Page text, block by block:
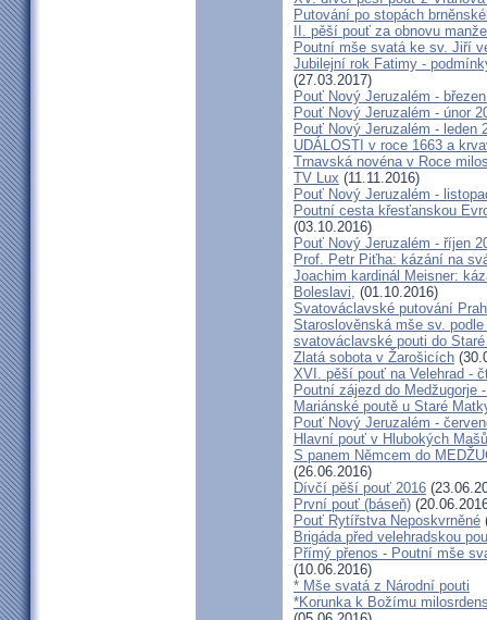
Putování po stopách
II. pěší pouť za obnovu
Poutní mše svatá ke sv. Jiří
Jubilejní rok Fatimy -
(27.03.2017)
Pouť Nový Jeruzalém -
Pouť Nový Jeruzalém - únor
Pouť Nový Jeruzalém - leden
UDÁLOSTI v roce 1663 a
Trnavská novéna v Roce
TV Lux (11.11.2016)
Pouť Nový Jeruzalém -
Poutní cesta křesťanskou
(03.10.2016)
Pouť Nový Jeruzalém - říjen
Prof. Petr Piťha: kázání na
Joachim kardinál Meisner:
Boleslavi, (01.10.2016)
Svatováclavské putování
Staroslověnská mše sv.
svatováclavské pouti do
Zlatá sobota v Žarošicích
XVI. pěší pouť na Velehrad -
Poutní zájezd do Medžugorje
Mariánské poutě u Staré
Pouť Nový Jeruzalém -
Hlavní pouť v Hlubokých
S panem Němcem do
(26.06.2016)
Dívčí pěší pouť 2016
První pouť (báseň)
Pouť Rytířstva Neposkvrněné
Brigáda před velehradskou
Přímý přenos - Poutní mše
(10.06.2016)
* Mše svatá z Národní pouti
*Korunka k Božímu